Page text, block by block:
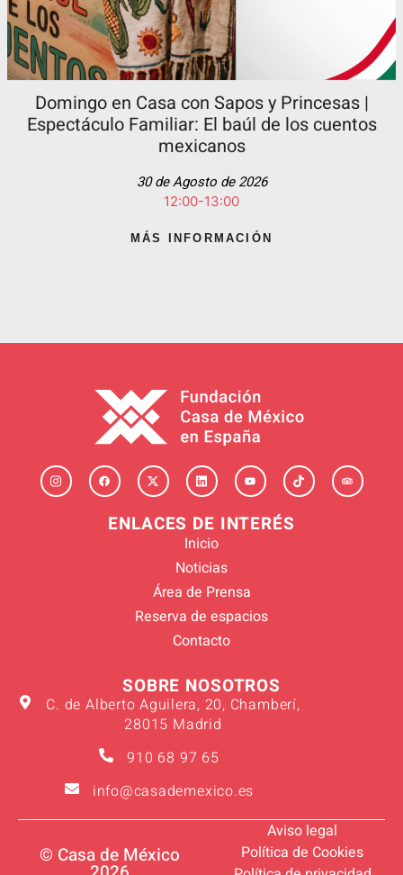
Domingo en Casa con Sapos y Princesas |
Espectáculo Familiar: El baúl de los cuentos
mexicanos
30 de Agosto de 2026
12:00-13:00
MÁS INFORMACIÓN
ENLACES DE INTERÉS
Inicio
Noticias
Área de Prensa
Reserva de espacios
Contacto
SOBRE NOSOTROS
C. de Alberto Aguilera, 20, Chamberí,
28015 Madrid
910 68 97 65
info@casademexico.es
© Casa de México
Aviso legal
Política de Cookies